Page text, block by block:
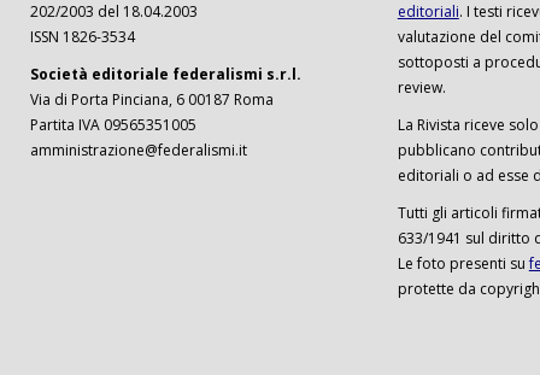
202/2003 del 18.04.2003
ISSN 1826-3534
Società editoriale federalismi s.r.l.
Via di Porta Pinciana, 6 00187 Roma
Partita IVA 09565351005
amministrazione@federalismi.it
editoriali. I testi
valutazione del
sottoposti a
review.
La Rivista riceve
pubblicano
editoriali o ad esse
Tutti gli articoli
633/1941 sul diritto
Le foto presenti su
protette da